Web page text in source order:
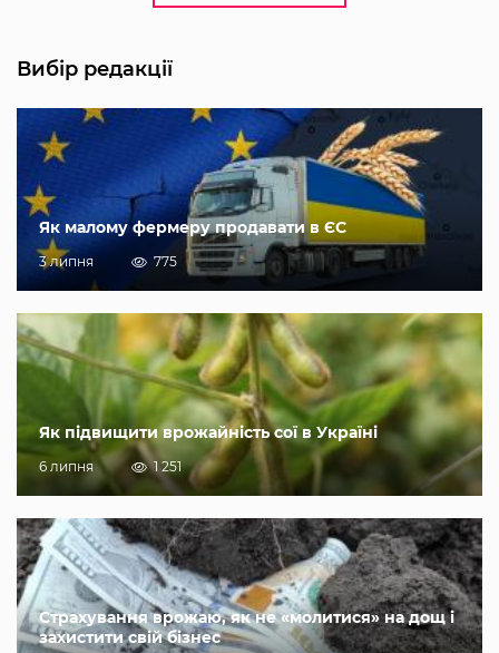
Вибір редакції
Як малому фермеру продавати в ЄС
3 липня 775
Як підвищити врожайність сої в Україні
6 липня 1 251
Страхування врожаю, як не «молитися» на дощ і
захистити свій бізнес